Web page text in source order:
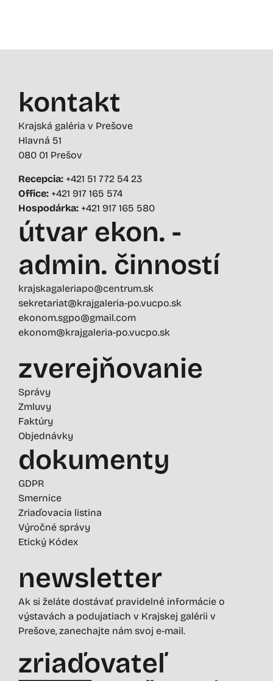
kontakt
Krajská galéria v Prešove
Hlavná 51
080 01 Prešov
Recepcia: +421 51 772 54 23
Office: +421 917 165 574
Hospodárka: +421 917 165 580
útvar ekon. -
admin. činností
krajskagaleriapo@centrum.sk
sekretariat@krajgaleria-po.vucpo.sk
ekonom.sgpo@gmail.com
ekonom@krajgaleria-po.vucpo.sk
zverejňovanie
Správy
Zmluvy
Faktúry
Objednávky
dokumenty
GDPR
Smernice
Zriaďovacia listina
Výročné správy
Etický Kódex
newsletter
Ak si želáte dostávať pravidelné informácie o
výstavách a podujatiach v Krajskej galérii v
Prešove, zanechajte nám svoj e-mail.
zriaďovateľ